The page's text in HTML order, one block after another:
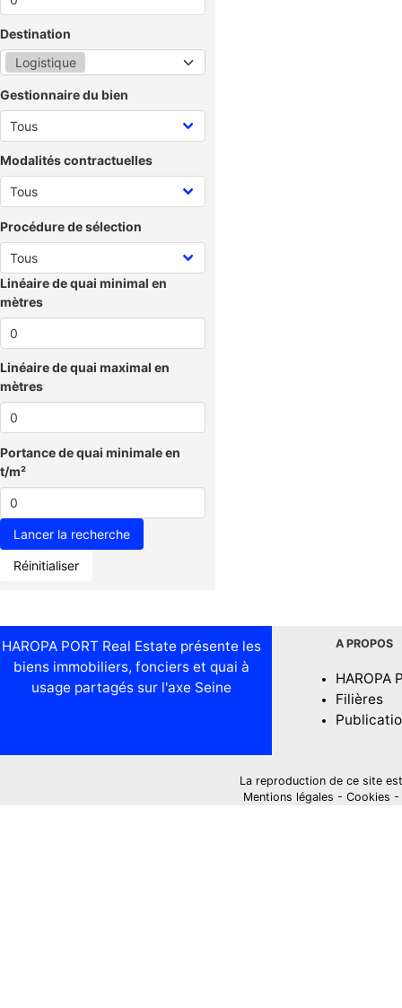
Destination
Logistique
Gestionnaire du bien
Modalités contractuelles
Procédure de sélection
Linéaire de quai minimal en
mètres
Linéaire de quai maximal en
mètres
Portance de quai minimale en
t/m²
Réinitialiser
HAROPA PORT Real Estate présente les
biens immobiliers, fonciers et quai à
usage partagés sur l'axe Seine
A PROPOS
HAROPA
Filières
La reproduction de ce site
Mentions légales - Cookies -